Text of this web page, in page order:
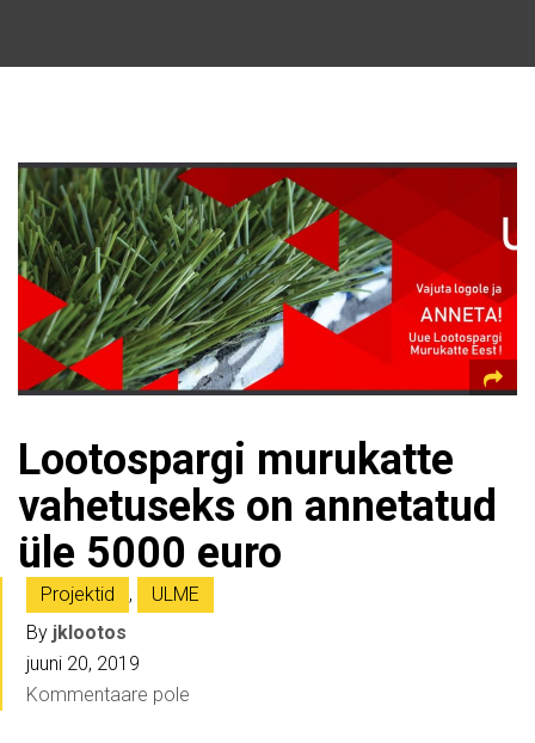
Lootospargi murukatte
vahetuseks on annetatud
üle 5000 euro
Projektid ,
ULME
By jklootos
juuni 20, 2019
Kommentaare pole